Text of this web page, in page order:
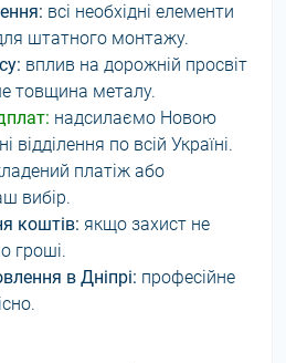
всі необхідні елементи
штатного монтажу.
вплив на дорожній просвіт
товщина металу.
надсилаємо Новою
по всій Україні.
платіж або
вибір.
коштів: якщо захист не
гроші.
в Дніпрі: професійне